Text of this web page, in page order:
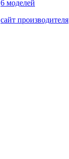
6 моделей
сайт производителя